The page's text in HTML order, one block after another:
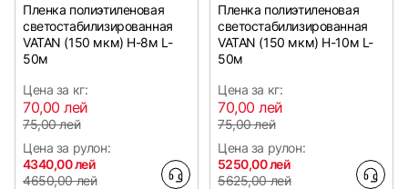
Пленка полиэтиленовая
светостабилизированная
VATAN (150 мкм) Н-8м L-
50м
Цена за кг:
70,00 лей
75,00 лей
Цена за рулон:
4340,00 лей
4650,00 лей
Пленка полиэтиленовая
светостабилизированная
VATAN (150 мкм) Н-10м L-
50м
Цена за кг:
70,00 лей
75,00 лей
Цена за рулон:
5250,00 лей
5625,00 лей